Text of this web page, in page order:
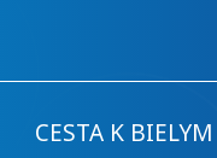
CESTA K